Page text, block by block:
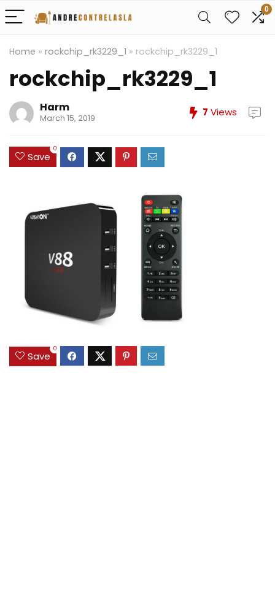
0
Home » rockchip_rk3229_1 » rockchip_rk3229_1
rockchip_rk3229_1
Harm
March 15, 2019 7 Views
Save
0
Save
0